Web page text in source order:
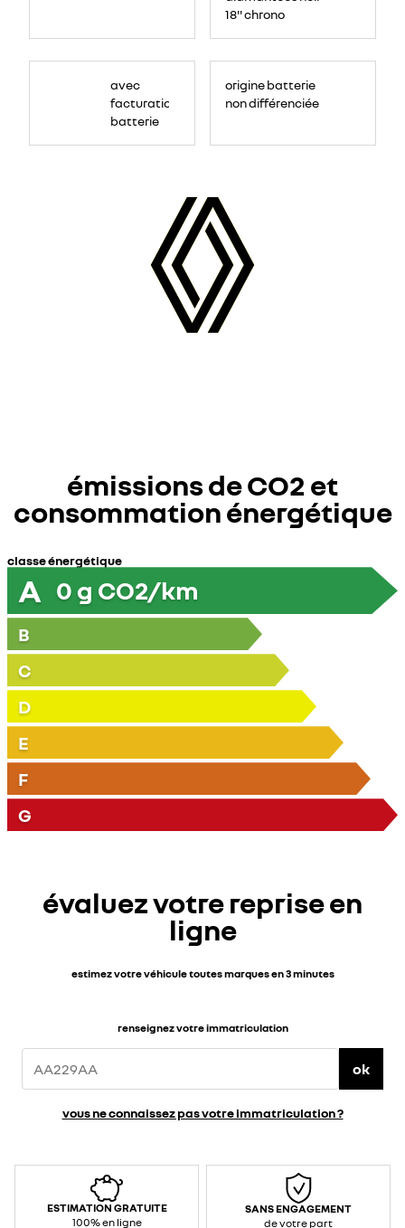
18'' chrono
avec
facturation
batterie
origine batterie
non différenciée
émissions de CO2 et
consommation énergétique
classe énergétique
A 0 g CO2/km
B
C
D
E
F
G
évaluez votre reprise en
ligne
estimez votre véhicule toutes marques en 3 minutes
renseignez votre immatriculation
ok
vous ne connaissez pas votre immatriculation ?
ESTIMATION GRATUITE
100% en ligne
SANS ENGAGEMENT
de votre part